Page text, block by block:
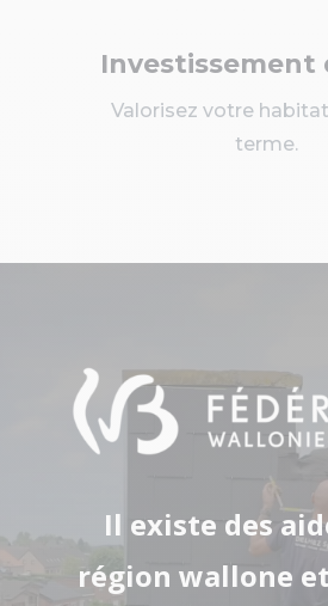
Investissement
Valorisez votre
terme.
Il existe des
région wallone